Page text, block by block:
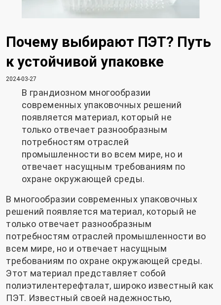
Почему выбирают ПЭТ? Путь
к устойчивой упаковке
2024-03-27
В грандиозном многообразии
современных упаковочных решений
появляется материал, который не
только отвечает разнообразным
потребностям отраслей
промышленности во всем мире, но и
отвечает насущным требованиям по
охране окружающей среды.
В многообразии современных упаковочных
решений появляется материал, который не
только отвечает разнообразным
потребностям отраслей промышленности во
всем мире, но и отвечает насущным
требованиям по охране окружающей среды.
Этот материал представляет собой
полиэтилентерефталат, широко известный как
ПЭТ. Известный своей надежностью,